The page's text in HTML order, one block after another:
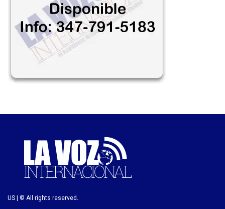
US | © All rights reserved.